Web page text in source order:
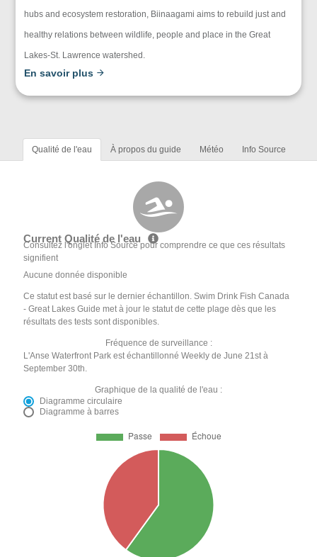
hubs and ecosystem restoration, Biinaagami aims to rebuild just and
healthy relations between wildlife, people and place in the Great
Lakes-St. Lawrence watershed.
En savoir plus
Qualité de l'eau À propos du guide Météo Info Source
Current Qualité de l'eau
Consultez l'onglet Info Source pour comprendre ce que ces résultats
signifient
Aucune donnée disponible
Ce statut est basé sur le dernier échantillon. Swim Drink Fish Canada
- Great Lakes Guide met à jour le statut de cette plage dès que les
résultats des tests sont disponibles.
Fréquence de surveillance :
L'Anse Waterfront Park est échantillonné Weekly de June 21st à
September 30th.
Graphique de la qualité de l'eau :
Diagramme circulaire
Diagramme à barres